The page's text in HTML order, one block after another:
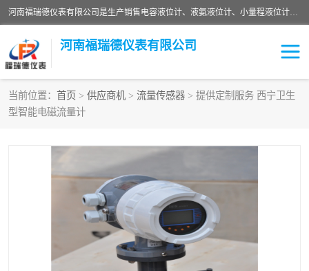
河南福瑞德仪表有限公司是生产销售电容液位计、液氨液位计、小量程液位计定制、智能锅炉水位计、液氮液位计等；并在产品开发、研制的过程中，吸取国内外仪器仪表的技术精华，建立了一支高、精、尖的科研开发队伍，使产品性能不断升级。
河南福瑞德仪表有限公司
当前位置： 首页 > 供应商机 > 流量传感器 > 提供定制服务 西宁卫生
型智能电磁流量计
液位计
压力传感器
液氮液位计
液位计传感器定制
液氨液位计 物位计